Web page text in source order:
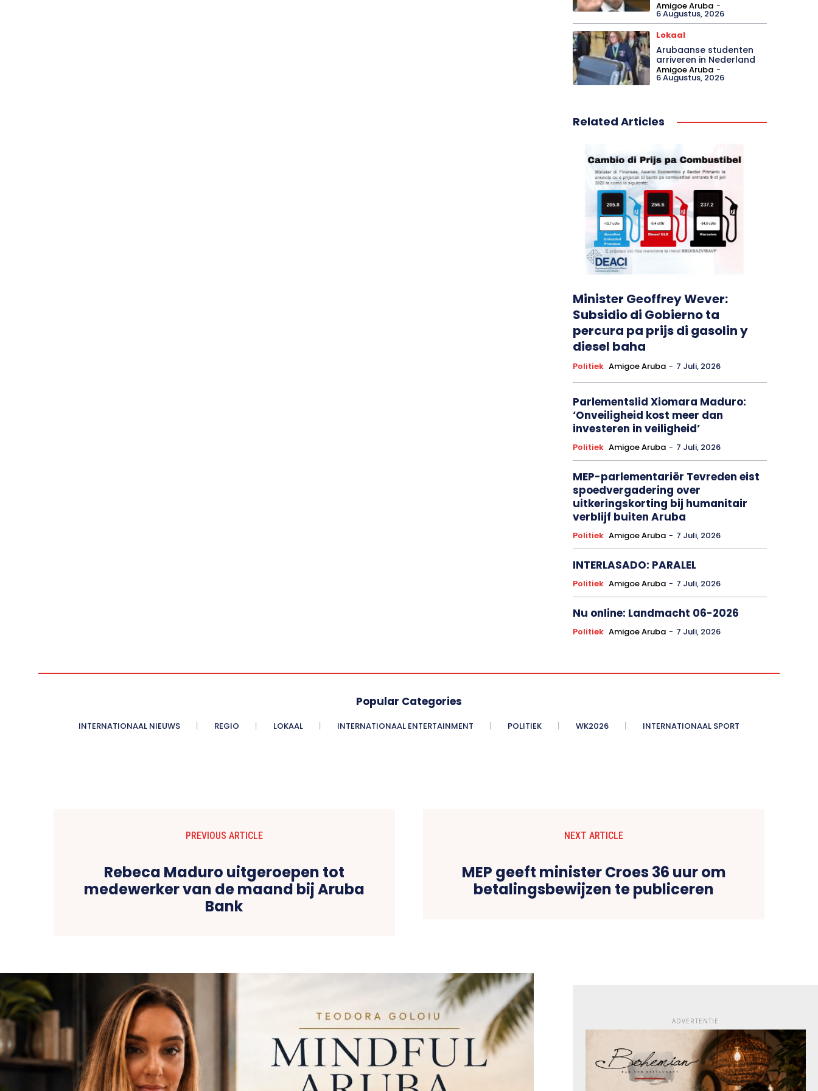
Amigoe Aruba -
6 Augustus, 2026
Lokaal
Arubaanse studenten
arriveren in Nederland
Amigoe Aruba -
6 Augustus, 2026
Related Articles
Minister Geoffrey Wever:
Subsidio di Gobierno ta
percura pa prijs di gasolin y
diesel baha
Politiek Amigoe Aruba - 7 Juli, 2026
Parlementslid Xiomara Maduro:
‘Onveiligheid kost meer dan
investeren in veiligheid’
Politiek Amigoe Aruba - 7 Juli, 2026
MEP-parlementariër Tevreden eist
spoedvergadering over
uitkeringskorting bij humanitair
verblijf buiten Aruba
Politiek Amigoe Aruba - 7 Juli, 2026
INTERLASADO: PARALEL
Politiek Amigoe Aruba - 7 Juli, 2026
Nu online: Landmacht 06-2026
Politiek Amigoe Aruba - 7 Juli, 2026
Popular Categories
INTERNATIONAAL NIEUWS REGIO LOKAAL INTERNATIONAAL ENTERTAINMENT POLITIEK WK2026 INTERNATIONAAL SPORT
PREVIOUS ARTICLE
Rebeca Maduro uitgeroepen tot
medewerker van de maand bij Aruba
Bank
NEXT ARTICLE
MEP geeft minister Croes 36 uur om
betalingsbewijzen te publiceren